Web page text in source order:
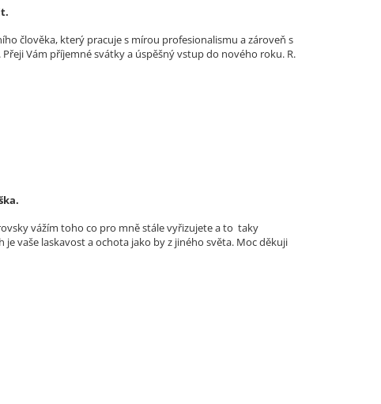
člověka, který pracuje s mírou profesionalismu a zároveň s
Vám příjemné svátky a úspěšný vstup do nového roku. R.
vážím toho co pro mně stále vyřizujete a to taky
vaše laskavost a ochota jako by z jiného světa. Moc děkuji